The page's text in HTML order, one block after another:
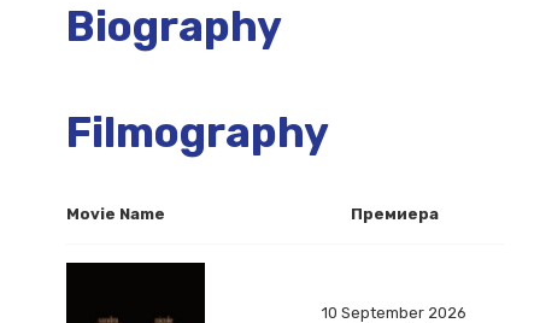
Biography
Filmography
Movie Name Премиера
10 September 2026